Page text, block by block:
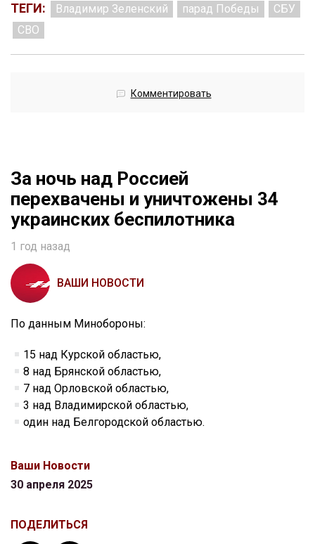
ТЕГИ: Владимир Зеленский парад Победы
СБУ
СВО
Комментировать
За ночь над Россией
перехвачены и уничтожены 34
украинских беспилотника
1 год назад
ВАШИ НОВОСТИ
По данным Минобороны:
15 над Курской областью,
8 над Брянской областью,
7 над Орловской областью,
3 над Владимирской областью,
один над Белгородской областью.
Ваши Новости
30 апреля 2025
ПОДЕЛИТЬСЯ